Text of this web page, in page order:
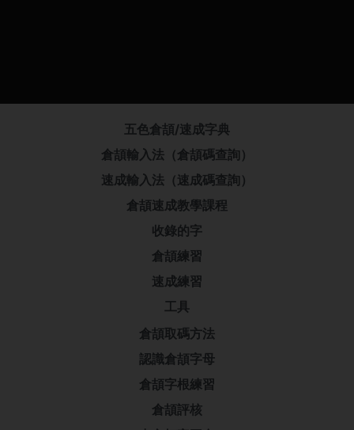
五色倉頡/速成字典
倉頡輸入法（倉頡碼查詢）
速成輸入法（速成碼查詢）
倉頡速成教學課程
收錄的字
倉頡練習
速成練習
工具
倉頡取碼方法
認識倉頡字母
倉頡字根練習
倉頡評核